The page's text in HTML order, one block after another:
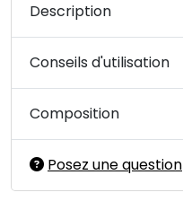
Description
Conseils d'utilisation
Composition
Posez une question